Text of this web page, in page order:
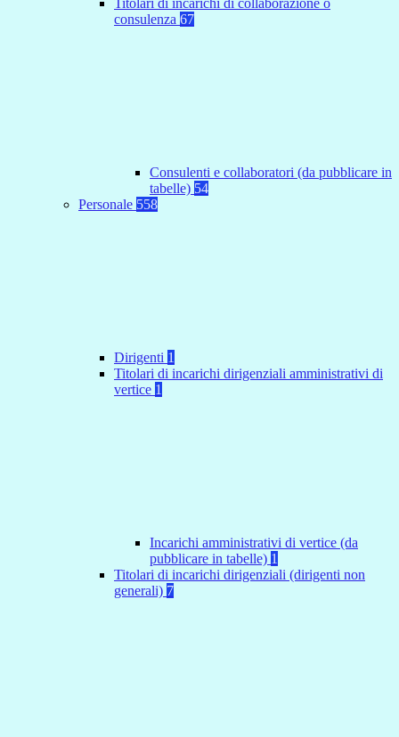
Titolari di incarichi di collaborazione o
consulenza 67
Consulenti e collaboratori (da pubblicare in
tabelle) 54
Personale 558
Dirigenti 1
Titolari di incarichi dirigenziali amministrativi di
vertice 1
Incarichi amministrativi di vertice (da
pubblicare in tabelle) 1
Titolari di incarichi dirigenziali (dirigenti non
generali) 7